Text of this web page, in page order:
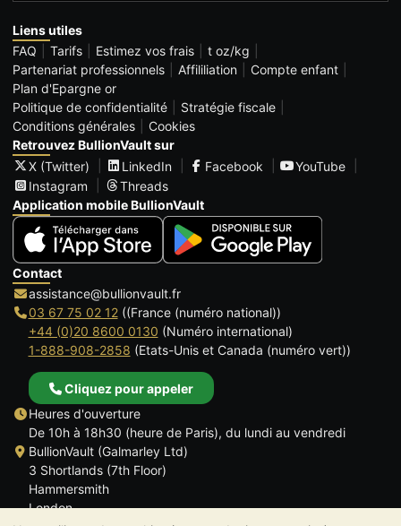
Liens utiles
FAQ
Tarifs Estimez vos frais
t oz/kg
Partenariat professionnels
Affililiation
Compte enfant
Plan d'Epargne or
Politique de confidentialité
Stratégie fiscale
Conditions générales
Cookies
Retrouvez BullionVault sur
X (Twitter)
LinkedIn Facebook
YouTube
Instagram
Threads
Application mobile BullionVault
Contact
assistance@bullionvault.fr
03 67 75 02 12((France (numéro national))
+44 (0)20 8600 0130 (Numéro international)
1-888-908-2858 (Etats-Unis et Canada (numéro vert))
Cliquez pour appeler
Heures d'ouverture
De 10h à 18h30 (heure de Paris), du lundi au vendredi
BullionVault (Galmarley Ltd)
3 Shortlands (7th Floor)
Hammersmith
London